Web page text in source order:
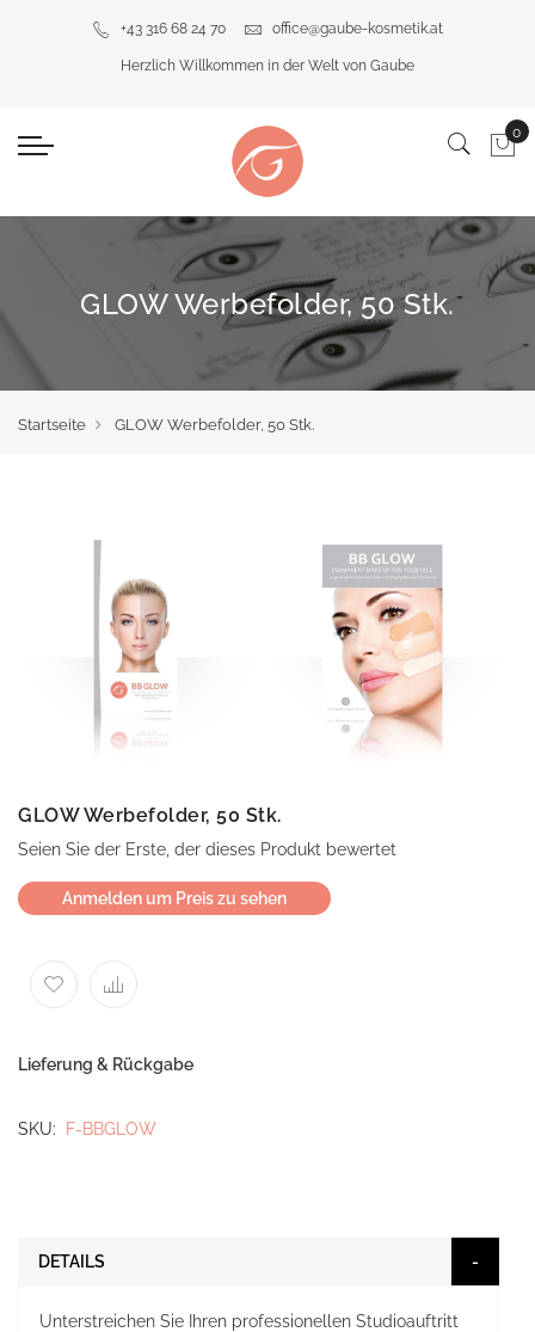
+43 316 68 24 70 office@gaube-kosmetik.at
Herzlich Willkommen in der Welt von Gaube
GLOW Werbefolder, 50 Stk.
Startseite GLOW Werbefolder, 50 Stk.
GLOW Werbefolder, 50 Stk.
Seien Sie der Erste, der dieses Produkt bewertet
Anmelden um Preis zu sehen
Lieferung & Rückgabe
SKU F-BBGLOW
DETAILS
Unterstreichen Sie Ihren professionellen Studioauftritt